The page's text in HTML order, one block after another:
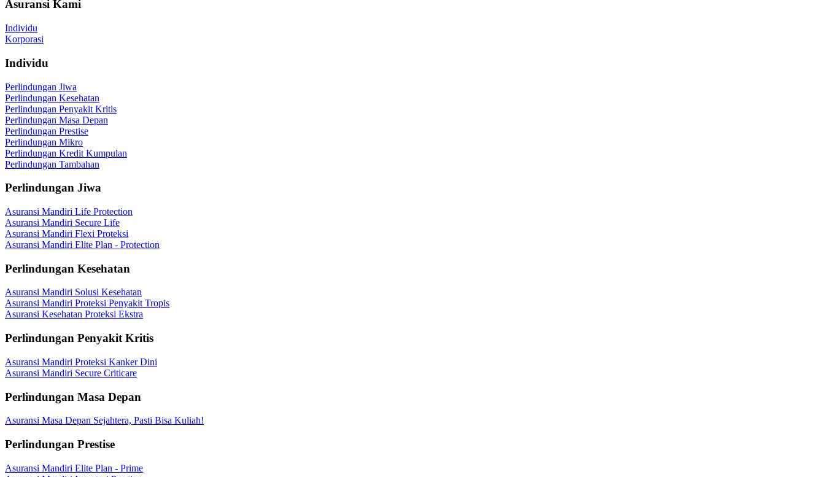
Asuransi Kami
Individu
Korporasi
Individu
Perlindungan Jiwa
Perlindungan Kesehatan
Perlindungan Penyakit Kritis
Perlindungan Masa Depan
Perlindungan Prestise
Perlindungan Mikro
Perlindungan Kredit Kumpulan
Perlindungan Tambahan
Perlindungan Jiwa
Asuransi Mandiri Life Protection
Asuransi Mandiri Secure Life
Asuransi Mandiri Flexi Proteksi
Asuransi Mandiri Elite Plan - Protection
Perlindungan Kesehatan
Asuransi Mandiri Solusi Kesehatan
Asuransi Mandiri Proteksi Penyakit Tropis
Asuransi Kesehatan Proteksi Ekstra
Perlindungan Penyakit Kritis
Asuransi Mandiri Proteksi Kanker Dini
Asuransi Mandiri Secure Criticare
Perlindungan Masa Depan
Asuransi Masa Depan Sejahtera, Pasti Bisa Kuliah!
Perlindungan Prestise
Asuransi Mandiri Elite Plan - Prime